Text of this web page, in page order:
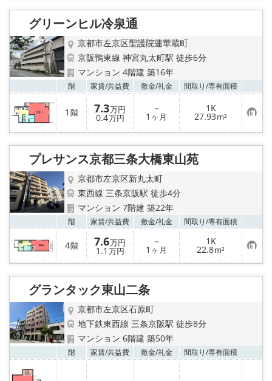
グリーンヒル冷泉通
京都市左京区聖護院蓮華蔵町
京阪鴨東線 神宮丸太町駅 徒歩6分
マンション 4階建 築16年
階 家賃/共益費 敷金/礼金 間取り/専有面積
1 階 7.3万円
0.4万円
－
1 ヶ月
1K
27.93m² お
気
に
り
プレサンス京都三条大橋東山苑
京都市左京区新丸太町
東西線 三条京阪駅 徒歩4分
マンション 7階建 築22年
階 家賃/共益費 敷金/礼金 間取り/専有面積
4階 7.6万円
1.1 万円
－
1 ヶ月
1K
22.8m² お
気
に
入
グランタック東山二条
京都市左京区石原町
地下鉄東西線 三条京阪駅 徒歩8分
マンション 6階建 築50年
階 家賃/共益費 敷金/礼金 間取り/専有面積